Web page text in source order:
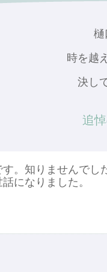
樋
時を越
決し
追
。知りませんでし
になりました。